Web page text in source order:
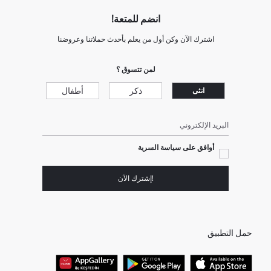
انضم للمتعة!
اشترك الآن وكن أول من يعلم بأحدث حملاتنا وعروضنا
لمن تتسوق ؟
انثى ذكر أطفال
البريد الإلكتروني
أوافق على سياسة السرية
!إشترك الآن
حمل التطبيق